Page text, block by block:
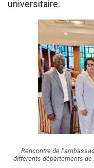
universitaire.
Rencontre de
différents départements de